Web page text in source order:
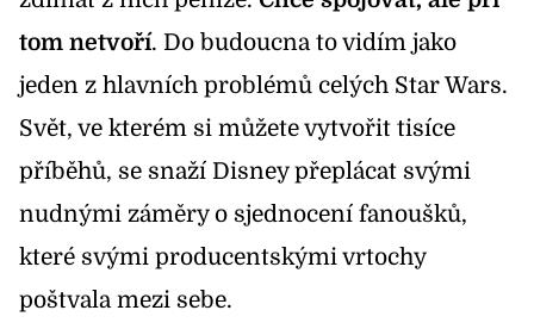
tom netvoří. Do budoucna to vidím jako
jeden z hlavních problémů celých Star Wars.
Svět, ve kterém si můžete vytvořit tisíce
příběhů, se snaží Disney přeplácat svými
nudnými záměry o sjednocení fanoušků,
které svými producentskými vrtochy
poštvala mezi sebe.